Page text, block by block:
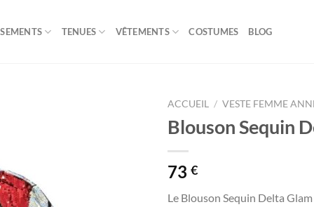
TENUES VÊTEMENTS COSTUMES BLOG
ACCUEIL / VESTE FEMME
Blouson Sequin
73 €
Le Blouson Sequin Delta